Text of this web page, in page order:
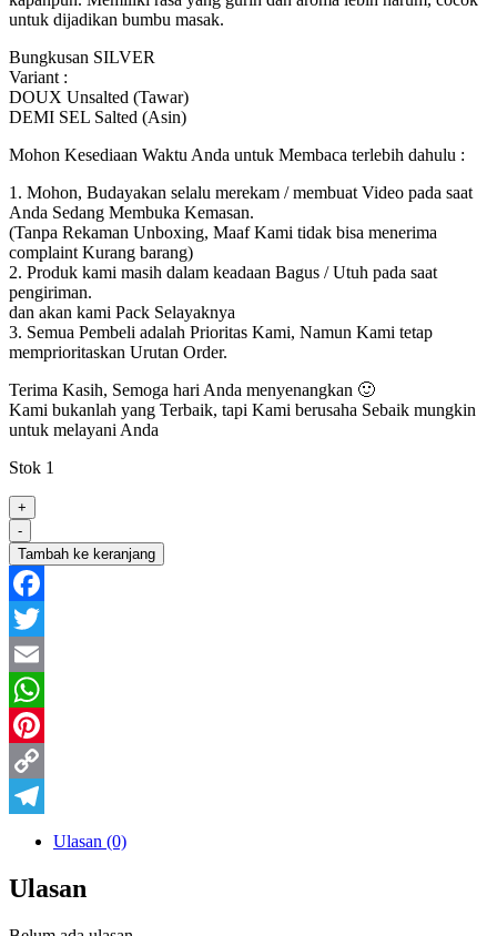
untuk dijadikan bumbu masak.
Bungkusan SILVER
Variant :
DOUX Unsalted (Tawar)
DEMI SEL Salted (Asin)
Mohon Kesediaan Waktu Anda untuk Membaca terlebih dahulu :
1. Mohon, Budayakan selalu merekam / membuat Video pada saat
Anda Sedang Membuka Kemasan.
(Tanpa Rekaman Unboxing, Maaf Kami tidak bisa menerima
complaint Kurang barang)
2. Produk kami masih dalam keadaan Bagus / Utuh pada saat
pengiriman.
dan akan kami Pack Selayaknya
3. Semua Pembeli adalah Prioritas Kami, Namun Kami tetap
memprioritaskan Urutan Order.
Terima Kasih, Semoga hari Anda menyenangkan 🙂
Kami bukanlah yang Terbaik, tapi Kami berusaha Sebaik mungkin
untuk melayani Anda
Stok 1
+
-
Tambah ke keranjang
Facebook
Twitter
Email
WhatsApp
Pinterest
Copy
Telegram
Ulasan (0)
Ulasan